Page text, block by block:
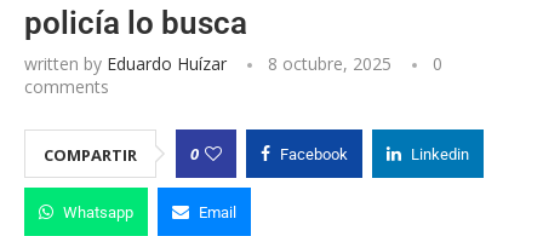
policía lo busca
written by Eduardo Huízar 8 octubre, 2025
0
comments
COMPARTIR 0 Facebook Linkedin
Whatsapp Email